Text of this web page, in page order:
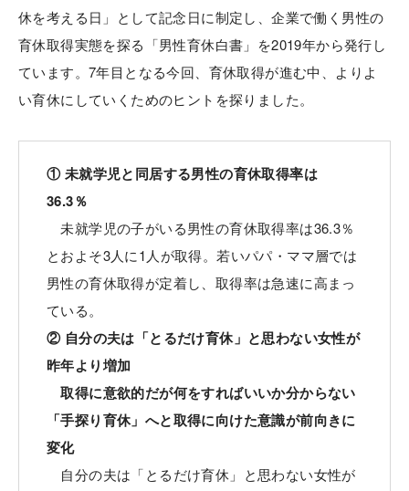
休を考える日」として記念日に制定し、企業で働く男性の
育休取得実態を探る「男性育休白書」を2019年から発行し
ています。7年目となる今回、育休取得が進む中、よりよ
い育休にしていくためのヒントを探りました。
① 未就学児と同居する男性の育休取得率は
36.3％
未就学児の子がいる男性の育休取得率は36.3％
とおよそ3人に1人が取得。若いパパ・ママ層では
男性の育休取得が定着し、取得率は急速に高まっ
ている。
② 自分の夫は「とるだけ育休」と思わない女性が
昨年より増加
取得に意欲的だが何をすればいいか分からない
「手探り育休」へと取得に向けた意識が前向きに
変化
自分の夫は「とるだけ育休」と思わない女性が